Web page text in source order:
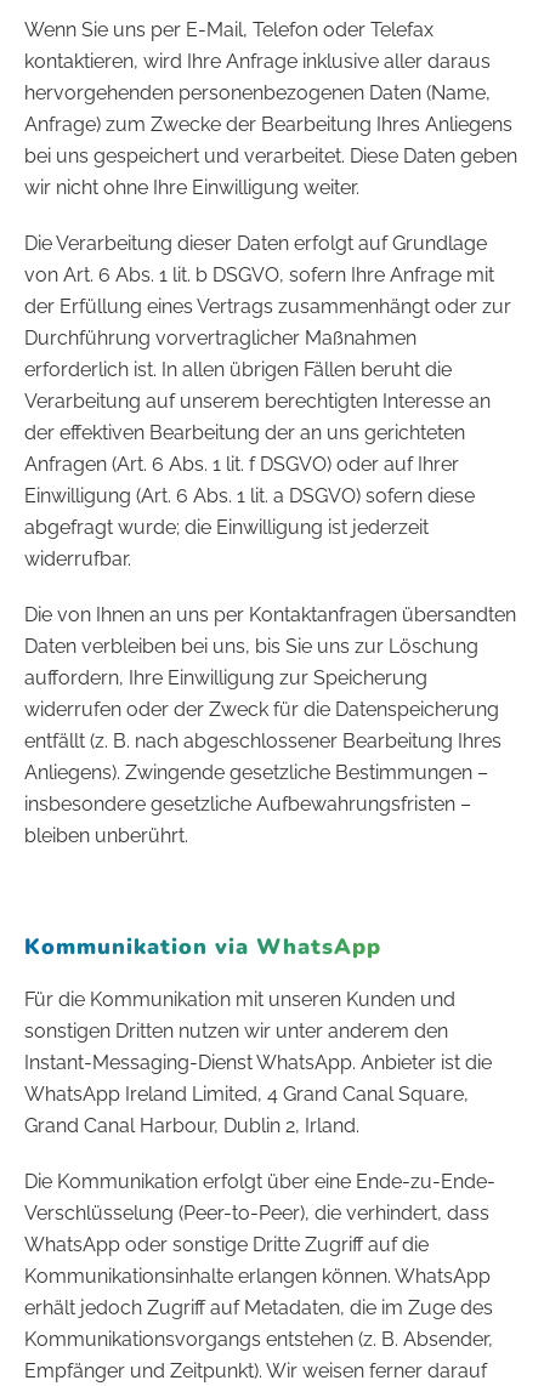
Wenn Sie uns per E-Mail, Telefon oder Telefax
kontaktieren, wird Ihre Anfrage inklusive aller daraus
hervorgehenden personenbezogenen Daten (Name,
Anfrage) zum Zwecke der Bearbeitung Ihres Anliegens
bei uns gespeichert und verarbeitet. Diese Daten geben
wir nicht ohne Ihre Einwilligung weiter.
Die Verarbeitung dieser Daten erfolgt auf Grundlage
von Art. 6 Abs. 1 lit. b DSGVO, sofern Ihre Anfrage mit
der Erfüllung eines Vertrags zusammenhängt oder zur
Durchführung vorvertraglicher Maßnahmen
erforderlich ist. In allen übrigen Fällen beruht die
Verarbeitung auf unserem berechtigten Interesse an
der effektiven Bearbeitung der an uns gerichteten
Anfragen (Art. 6 Abs. 1 lit. f DSGVO) oder auf Ihrer
Einwilligung (Art. 6 Abs. 1 lit. a DSGVO) sofern diese
abgefragt wurde; die Einwilligung ist jederzeit
widerrufbar.
Die von Ihnen an uns per Kontaktanfragen übersandten
Daten verbleiben bei uns, bis Sie uns zur Löschung
auffordern, Ihre Einwilligung zur Speicherung
widerrufen oder der Zweck für die Datenspeicherung
entfällt (z. B. nach abgeschlossener Bearbeitung Ihres
Anliegens). Zwingende gesetzliche Bestimmungen –
insbesondere gesetzliche Aufbewahrungsfristen –
bleiben unberührt.
Kommunikation via WhatsApp
Für die Kommunikation mit unseren Kunden und
sonstigen Dritten nutzen wir unter anderem den
Instant-Messaging-Dienst WhatsApp. Anbieter ist die
WhatsApp Ireland Limited, 4 Grand Canal Square,
Grand Canal Harbour, Dublin 2, Irland.
Die Kommunikation erfolgt über eine Ende-zu-Ende-
Verschlüsselung (Peer-to-Peer), die verhindert, dass
WhatsApp oder sonstige Dritte Zugriff auf die
Kommunikationsinhalte erlangen können. WhatsApp
erhält jedoch Zugriff auf Metadaten, die im Zuge des
Kommunikationsvorgangs entstehen (z. B. Absender,
Empfänger und Zeitpunkt). Wir weisen ferner darauf